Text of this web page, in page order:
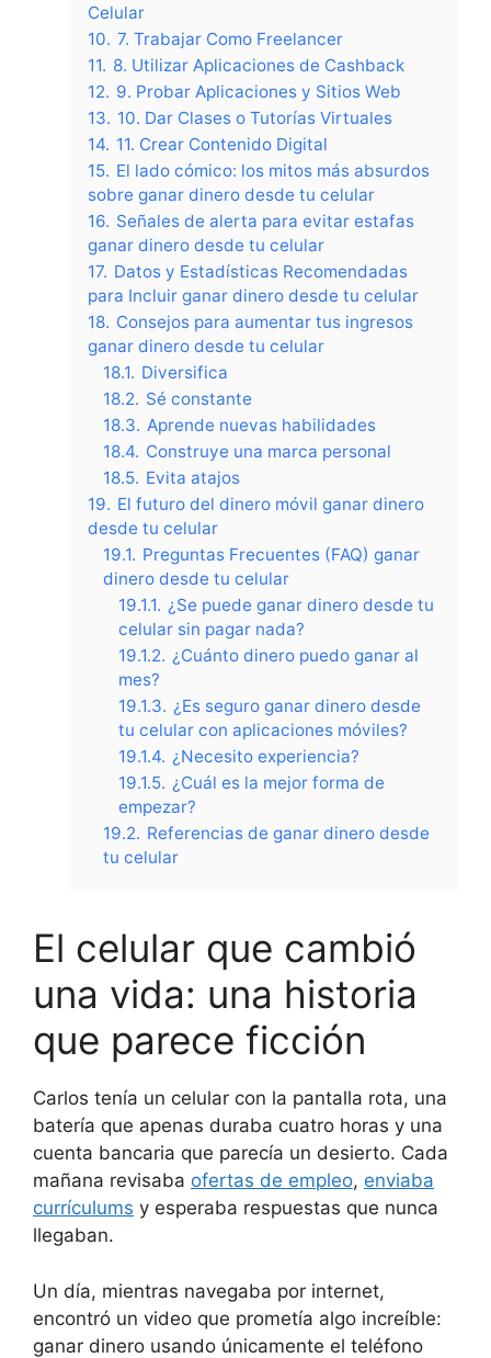
Celular
10. 7. Trabajar Como Freelancer
11. 8. Utilizar Aplicaciones de Cashback
12. 9. Probar Aplicaciones y Sitios Web
13. 10. Dar Clases o Tutorías Virtuales
14. 11. Crear Contenido Digital
15. El lado cómico: los mitos más absurdos
sobre ganar dinero desde tu celular
16. Señales de alerta para evitar estafas
ganar dinero desde tu celular
17. Datos y Estadísticas Recomendadas
para Incluir ganar dinero desde tu celular
18. Consejos para aumentar tus ingresos
ganar dinero desde tu celular
18.1. Diversifica
18.2. Sé constante
18.3. Aprende nuevas habilidades
18.4. Construye una marca personal
18.5. Evita atajos
19. El futuro del dinero móvil ganar dinero
desde tu celular
19.1. Preguntas Frecuentes (FAQ) ganar
dinero desde tu celular
19.1.1. ¿Se puede ganar dinero desde tu
celular sin pagar nada?
19.1.2. ¿Cuánto dinero puedo ganar al
mes?
19.1.3. ¿Es seguro ganar dinero desde
tu celular con aplicaciones móviles?
19.1.4. ¿Necesito experiencia?
19.1.5. ¿Cuál es la mejor forma de
empezar?
19.2. Referencias de ganar dinero desde
tu celular
El celular que cambió
una vida: una historia
que parece ficción
Carlos tenía un celular con la pantalla rota, una
batería que apenas duraba cuatro horas y una
cuenta bancaria que parecía un desierto. Cada
mañana revisaba ofertas de empleo, enviaba
currículums y esperaba respuestas que nunca
llegaban.
Un día, mientras navegaba por internet,
encontró un video que prometía algo increíble:
ganar dinero usando únicamente el teléfono